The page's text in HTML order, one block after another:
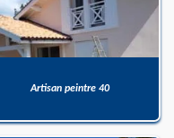
Artisan peintre 40